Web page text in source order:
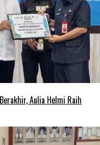
Aulia Helmi Raih